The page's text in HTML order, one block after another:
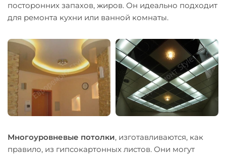
посторонних запахов, жиров. Он идеально подходит
для ремонта кухни или ванной комнаты.
Многоуровневые потолки, изготавливаются, как
правило, из гипсокартонных листов. Они могут